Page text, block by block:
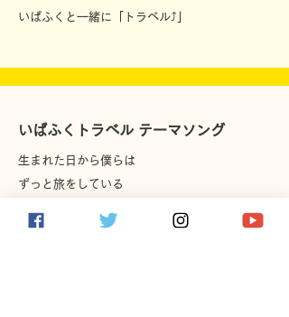
いばふくと一緒に「トラベル⤴」
いばふくトラベル テーマソング
生まれた日から僕らは
ずっと旅をしている
でも、ワクワクドキドキ隠れてる